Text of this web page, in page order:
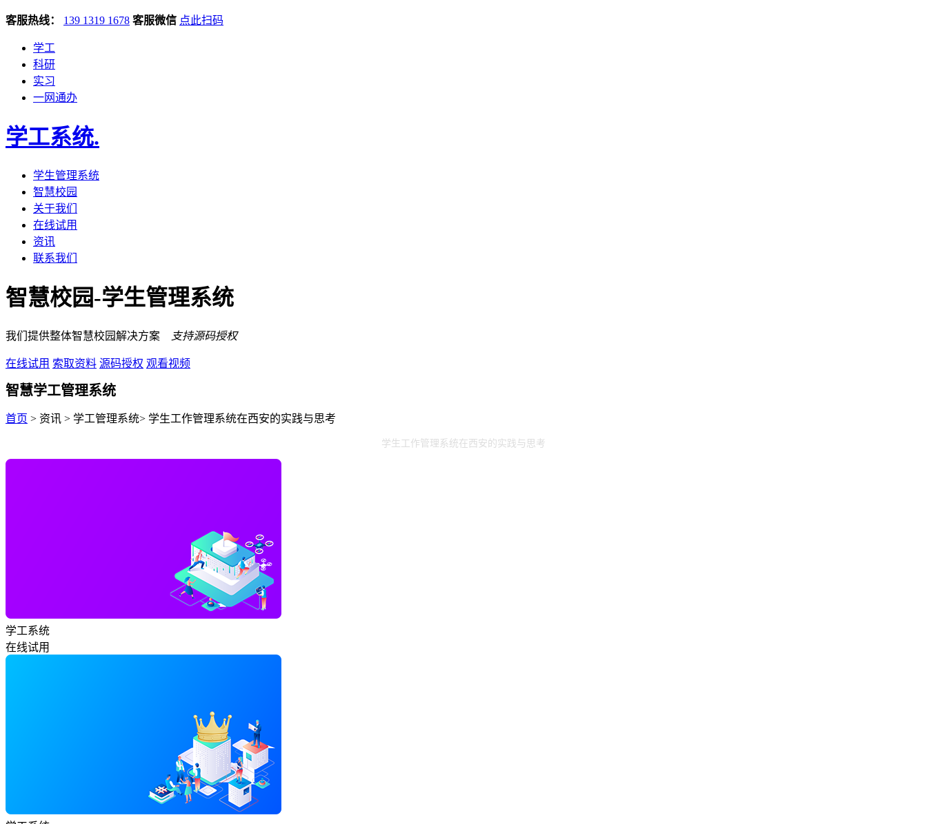
客服热线： 139 1319 1678 客服微信 点此扫码
学工
科研
实习
一网通办
学工系统.
学生管理系统
智慧校园
关于我们
在线试用
资讯
联系我们
智慧校园-学生管理系统
我们提供整体智慧校园解决方案 支持源码授权
在线试用 索取资料 源码授权 观看视频
智慧学工管理系统
首页 > 资讯 > 学工管理系统> 学生工作管理系统在西安的实践与思考
学生工作管理系统在西安的实践与思考
学工系统
在线试用